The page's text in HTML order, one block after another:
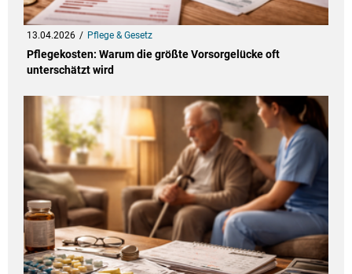
13.04.2026 Pflege & Gesetz
Pflegekosten: Warum die größte Vorsorgelücke oft
unterschätzt wird